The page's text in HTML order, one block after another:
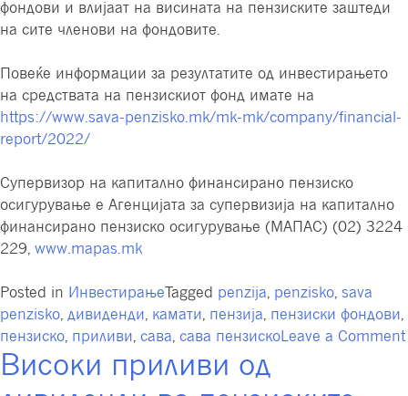
фондови и влијаат на висината на пензиските заштеди
на сите членови на фондовите.
Повеќе информации за резултатите од инвестирањето
на средствата на пензискиот фонд имате на
https://www.sava-penzisko.mk/mk-mk/company/financial-
report/2022/
Супервизор на капитално финансирано пензиско
осигурување е Агенцијата за супервизија на капитално
финансирано пензиско осигурување (МАПАС) (02) 3224
229, www.mapas.mk
Posted in ИнвестирањеTagged penzija penzisko sava
penzisko дивиденди камати пензија пензиски фондови
пензиско приливи сава сава пензискоLeave a Comment
Високи приливи од